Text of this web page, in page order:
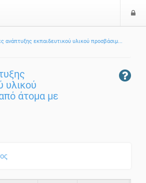
ανάπτυξης εκπαιδευτικού υλικού προσβάσιμ...
υλικού
άτομα με